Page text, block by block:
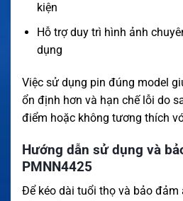
kiện
Hỗ trợ duy trì hình ảnh
dụng
Việc sử dụng pin đúng model
ổn định hơn và hạn chế lỗi do
điểm hoặc không tương thích
Hướng dẫn sử dụng và
PMNN4425
Để kéo dài tuổi thọ và bảo đảm